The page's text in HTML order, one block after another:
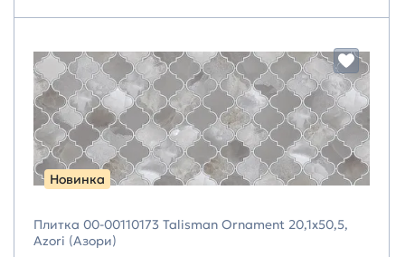
Новинка
Плитка 00-00110173 Talisman Ornament 20,1х50,5,
Azori (Азори)